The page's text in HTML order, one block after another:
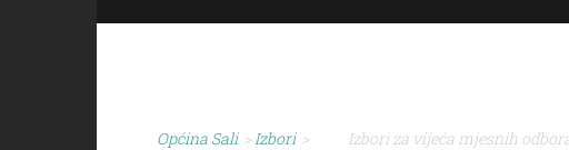
Općina Sali > Izbori > Izbori za vijeća mjesnih